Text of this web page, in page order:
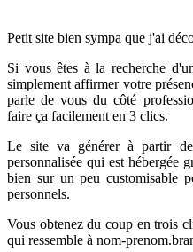
Petit site bien sympa que j'ai
Si vous êtes à la recherche
simplement affirmer votre
parle de vous du côté
faire ça facilement en 3 clics.
Le site va générer à partir
personnalisée qui est hébergée
bien sur un peu customisable
personnels.
Vous obtenez du coup en trois
qui ressemble à nom-